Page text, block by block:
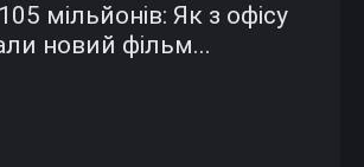
мільйонів: Як з офісу
новий фільм...